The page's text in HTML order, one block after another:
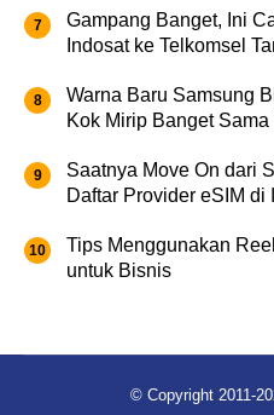
Gampang Banget, Ini
Indosat ke Telkomsel
Warna Baru Samsung
Kok Mirip Banget
Saatnya Move On dari
Daftar Provider eSIM di
Tips Menggunakan
untuk Bisnis
© Copyright 2011-